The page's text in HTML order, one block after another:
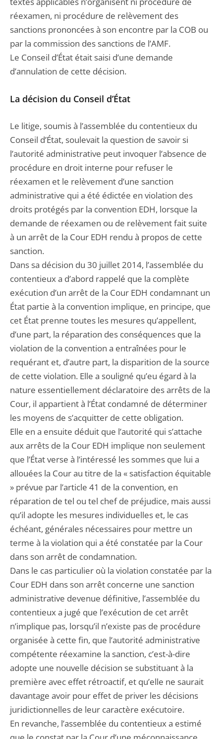
réexamen, ni procédure de relèvement des
sanctions prononcées à son encontre par la COB ou
par la commission des sanctions de l’AMF.
Le Conseil d’État était saisi d’une demande
d’annulation de cette décision.
La décision du Conseil d’État
Le litige, soumis à l’assemblée du contentieux du
Conseil d’État, soulevait la question de savoir si
l’autorité administrative peut invoquer l’absence de
procédure en droit interne pour refuser le
réexamen et le relèvement d’une sanction
administrative qui a été édictée en violation des
droits protégés par la convention EDH, lorsque la
demande de réexamen ou de relèvement fait suite
à un arrêt de la Cour EDH rendu à propos de cette
sanction.
Dans sa décision du 30 juillet 2014, l’assemblée du
contentieux a d’abord rappelé que la complète
exécution d’un arrêt de la Cour EDH condamnant un
État partie à la convention implique, en principe, que
cet État prenne toutes les mesures qu’appellent,
d’une part, la réparation des conséquences que la
violation de la convention a entraînées pour le
requérant et, d’autre part, la disparition de la source
de cette violation. Elle a souligné qu’eu égard à la
nature essentiellement déclaratoire des arrêts de la
Cour, il appartient à l’État condamné de déterminer
les moyens de s’acquitter de cette obligation.
Elle en a ensuite déduit que l’autorité qui s’attache
aux arrêts de la Cour EDH implique non seulement
que l’État verse à l’intéressé les sommes que lui a
allouées la Cour au titre de la « satisfaction équitable
» prévue par l’article 41 de la convention, en
réparation de tel ou tel chef de préjudice, mais aussi
qu’il adopte les mesures individuelles et, le cas
échéant, générales nécessaires pour mettre un
terme à la violation qui a été constatée par la Cour
dans son arrêt de condamnation.
Dans le cas particulier où la violation constatée par la
Cour EDH dans son arrêt concerne une sanction
administrative devenue définitive, l’assemblée du
contentieux a jugé que l’exécution de cet arrêt
n’implique pas, lorsqu’il n’existe pas de procédure
organisée à cette fin, que l’autorité administrative
compétente réexamine la sanction, c’est-à-dire
adopte une nouvelle décision se substituant à la
première avec effet rétroactif, et qu’elle ne saurait
davantage avoir pour effet de priver les décisions
juridictionnelles de leur caractère exécutoire.
En revanche, l’assemblée du contentieux a estimé